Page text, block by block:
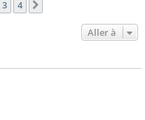
3 4
Aller à